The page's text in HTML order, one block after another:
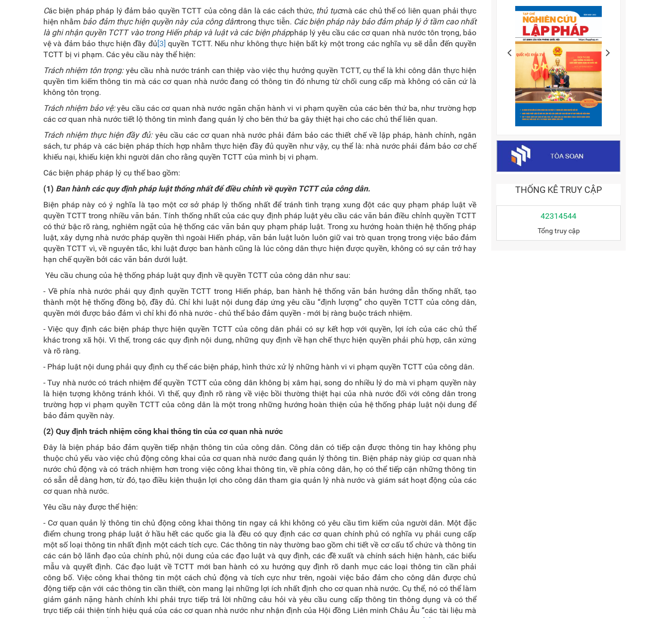
Các biện pháp pháp lý đảm bảo quyền TCTT của công dân là các cách thức, thủ tụcmà các chủ thể có liên quan phải thực
hiện nhằm bảo đảm thực hiện quyền này của công dântrong thực tiễn. Các biện pháp này bảo đảm pháp lý ở tầm cao nhất
là ghi nhận quyền TCTT vào trong Hiến pháp và luật và các biện pháppháp lý yêu cầu các cơ quan nhà nước tôn trọng, bảo
vệ và đảm bảo thực hiện đầy đủ[3] quyền TCTT. Nếu như không thực hiện bất kỳ một trong các nghĩa vụ sẽ dẫn đến quyền
TCTT bị vi phạm. Các yêu cầu này thể hiện:
Trách nhiệm tôn trọng:yêu cầu nhà nước tránh can thiệp vào việc thụ hưởng quyền TCTT, cụ thể là khi công dân thực hiện
quyền tìm kiếm thông tin mà các cơ quan nhà nước đang có thông tin đó nhưng từ chối cung cấp mà không có căn cứ là
không tôn trọng.
Trách nhiệm bảo vệ:yêu cầu các cơ quan nhà nước ngăn chặn hành vi vi phạm quyền của các bên thứ ba, như trường hợp
các cơ quan nhà nước tiết lộ thông tin mình đang quản lý cho bên thứ ba gây thiệt hại cho các chủ thể liên quan.
Trách nhiệm thực hiện đầy đủ:yêu cầu các cơ quan nhà nước phải đảm bảo các thiết chế về lập pháp, hành chính, ngân
sách, tư pháp và các biện pháp thích hợp nhằm thực hiện đầy đủ quyền như vậy, cụ thể là: nhà nước phải đảm bảo cơ chế
khiếu nại, khiếu kiện khi người dân cho rằng quyền TCTT của mình bị vi phạm.
Các biện pháp pháp lý cụ thể bao gồm:
(1) Ban hành các quy định pháp luật thống nhất để điều chỉnh về quyền TCTTcủa công dân.
Biện pháp này có ý nghĩa là tạo một cơ sở pháp lý thống nhất để tránh tình trạng xung đột các quy phạm pháp luật về
quyền TCTT trong nhiều văn bản. Tính thống nhất của các quy định pháp luật yêu cầu các văn bản điều chỉnh quyền TCTT
có thứ bậc rõ ràng, nghiêm ngặt của hệ thống các văn bản quy phạm pháp luật. Trong xu hướng hoàn thiện hệ thống pháp
luật, xây dựng nhà nước pháp quyền thì ngoài Hiến pháp, văn bản luật luôn luôn giữ vai trò quan trọng trong việc bảo đảm
quyền TCTT vì, về nguyên tắc, khi luật được ban hành cũng là lúc công dân thực hiện được quyền, không có sự cản trở hay
hạn chế quyền bởi các văn bản dưới luật.
Yêu cầu chung của hệ thống pháp luật quy định về quyền TCTT của công dân như sau:
- Về phía nhà nước phải quy định quyền TCTT trong Hiến pháp, ban hành hệ thống văn bản hướng dẫn thống nhất, tạo
thành một hệ thống đồng bộ, đầy đủ. Chỉ khi luật nội dung đáp ứng yêu cầu “định lượng” cho quyền TCTT của công dân,
quyền mới được bảo đảm vì chỉ khi đó nhà nước - chủ thể bảo đảm quyền - mới bị ràng buộc trách nhiệm.
- Việc quy định các biện pháp thực hiện quyền TCTT của công dân phải có sự kết hợp với quyền, lợi ích của các chủ thể
khác trong xã hội. Vì thế, trong các quy định nội dung, những quy định về hạn chế thực hiện quyền phải phù hợp, cân xứng
và rõ ràng.
- Pháp luật nội dung phải quy định cụ thể các biện pháp, hình thức xử lý những hành vi vi phạm quyền TCTT của công dân.
- Tuy nhà nước có trách nhiệm để quyền TCTT của công dân không bị xâm hại, song do nhiều lý do mà vi phạm quyền này
là hiện tượng không tránh khỏi. Vì thế, quy định rõ ràng về việc bồi thường thiệt hại của nhà nước đối với công dân trong
trường hợp vi phạm quyền TCTT của công dân là một trong những hướng hoàn thiện của hệ thống pháp luật nội dung để
bảo đảm quyền này.
(2) Quy định trách nhiệm công khai thông tin của cơ quan nhà nước
Đây là biện pháp bảo đảm quyền tiếp nhận thông tin của công dân. Công dân có tiếp cận được thông tin hay không phụ
thuộc chủ yếu vào việc chủ động công khai của cơ quan nhà nước đang quản lý thông tin. Biện pháp này giúp cơ quan nhà
nước chủ động và có trách nhiệm hơn trong việc công khai thông tin, về phía công dân, họ có thể tiếp cận những thông tin
có sẵn dễ dàng hơn, từ đó, tạo điều kiện thuận lợi cho công dân tham gia quản lý nhà nước và giám sát hoạt động của các
cơ quan nhà nước.
Yêu cầu này được thể hiện:
- Cơ quan quản lý thông tin chủ động công khai thông tin ngay cả khi không có yêu cầu tìm kiếm của người dân. Một đặc
điểm chung trong pháp luật ở hầu hết các quốc gia là đều có quy định các cơ quan chính phủ có nghĩa vụ phải cung cấp
một số loại thông tin nhất định một cách tích cực. Các thông tin này thường bao gồm chi tiết về cơ cấu tổ chức và thông tin
các cán bộ lãnh đạo của chính phủ, nội dung của các đạo luật và quy định, các đề xuất và chính sách hiện hành, các biểu
mẫu và quyết định. Các đạo luật về TCTT mới ban hành có xu hướng quy định rõ danh mục các loại thông tin cần phải
công bố. Việc công khai thông tin một cách chủ động và tích cực như trên, ngoài việc bảo đảm cho công dân được chủ
động tiếp cận với các thông tin cần thiết, còn mang lại những lợi ích nhất định cho cơ quan nhà nước. Cụ thể, nó có thể làm
giảm gánh nặng hành chính khi phải trực tiếp trả lời những câu hỏi và yêu cầu cung cấp thông tin thông dụng và có thể
trực tiếp cải thiện tính hiệu quả của các cơ quan nhà nước như nhận định của Hội đồng Liên minh Châu Âu “các tài liệu mà
THỐNG KÊ TRUY CẬP
42314544
Tổng truy cập